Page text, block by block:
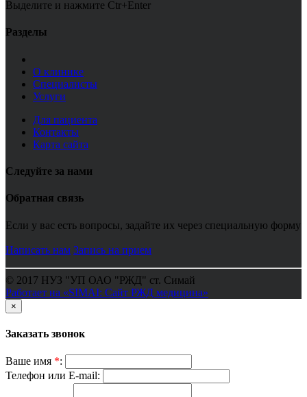
Выделите и нажмите Ctr+Enter
Разделы
О клинике
Специалисты
Услуги
Для пациента
Контакты
Карта сайта
Следуйте за нами
Обратная связь
Если у вас есть вопросы, задайте их через специальную форму
Написать нам Запись на прием
© 2017 НУЗ "УП ОАО "РЖД" ст. Симай
Работает на «SIMAI: Сайт РЖД медицина»
×
Заказать звонок
Ваше имя *:
Телефон или E-mail: